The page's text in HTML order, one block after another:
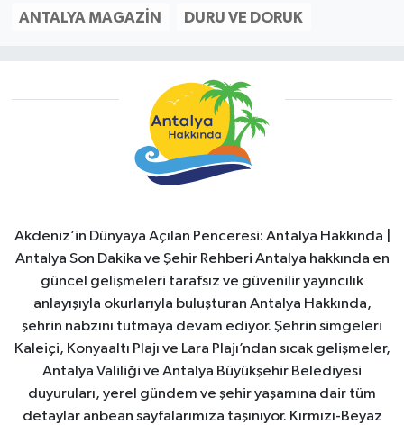
ANTALYA MAGAZIN DURU VE DORUK
Akdeniz’in Dünyaya Açılan Penceresi: Antalya Hakkında |
Antalya Son Dakika ve Şehir Rehberi Antalya hakkında en
güncel gelişmeleri tarafsız ve güvenilir yayıncılık
anlayışıyla okurlarıyla buluşturan Antalya Hakkında,
şehrin nabzını tutmaya devam ediyor. Şehrin simgeleri
Kaleiçi, Konyaaltı Plajı ve Lara Plajı’ndan sıcak gelişmeler,
Antalya Valiliği ve Antalya Büyükşehir Belediyesi
duyuruları, yerel gündem ve şehir yaşamına dair tüm
detaylar anbean sayfalarımıza taşınıyor. Kırmızı-Beyaz